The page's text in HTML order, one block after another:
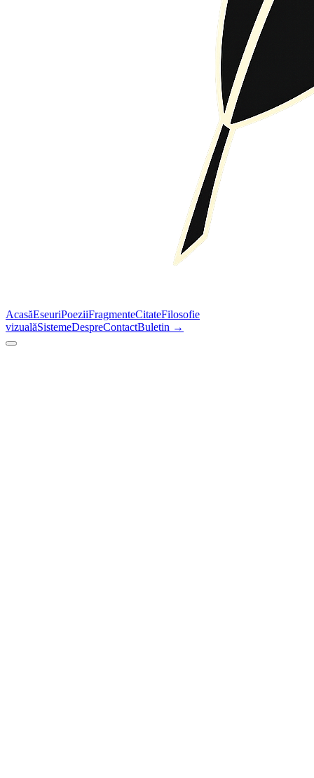
AcasăEseuriPoeziiFragmenteCitateFilosofie
vizualăSistemeDespreContactBuletin →